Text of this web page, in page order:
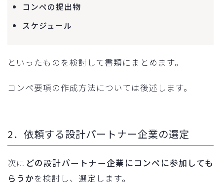
コンペの提出物
スケジュール
といったものを検討して書類にまとめます。
コンペ要項の作成方法については後述します。
2．依頼する設計パートナー企業の選定
次に どの設計パートナー企業にコンペに参加しても
らうかを検討し、選定します。